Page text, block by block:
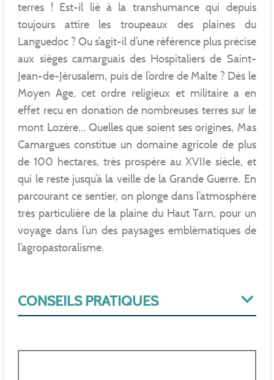
terres ! Est-il lié à la transhumance qui depuis
toujours attire les troupeaux des plaines du
Languedoc ? Ou s’agit-il d’une référence plus précise
aux sièges camarguais des Hospitaliers de Saint-
Jean-de-Jérusalem, puis de l’ordre de Malte ? Dès le
Moyen Age, cet ordre religieux et militaire a en
effet reçu en donation de nombreuses terres sur le
mont Lozère… Quelles que soient ses origines, Mas
Camargues constitue un domaine agricole de plus
de 100 hectares, très prospère au XVIIe siècle, et
qui le reste jusqu’à la veille de la Grande Guerre. En
parcourant ce sentier, on plonge dans l’atmosphère
très particulière de la plaine du Haut Tarn, pour un
voyage dans l’un des paysages emblématiques de
l’agropastoralisme.
CONSEILS PRATIQUES